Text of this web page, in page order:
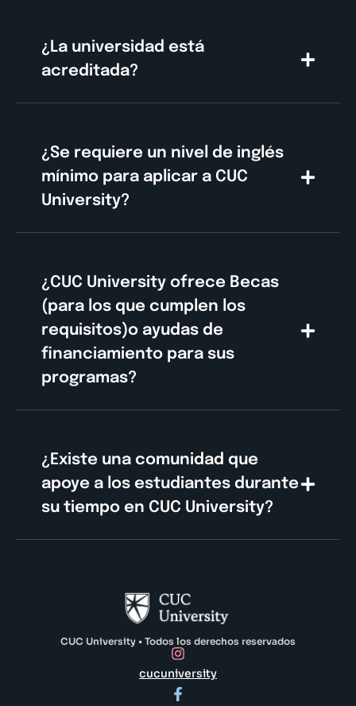
¿La universidad está
acreditada?
¿Se requiere un nivel de inglés
mínimo para aplicar a CUC
University?
¿CUC University ofrece Becas
(para los que cumplen los
requisitos)o ayudas de
financiamiento para sus
programas?
¿Existe una comunidad que
apoye a los estudiantes durante
su tiempo en CUC University?
CUC University • Todos los derechos reservados
cucuniversity